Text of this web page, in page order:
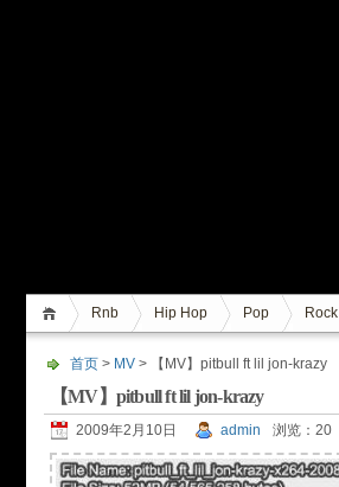
Rnb Hip Hop Pop Rock
首页 > MV > 【MV】pitbull ft lil jon-krazy
【MV】pitbull ft lil jon-krazy
2009年2月10日 admin 浏览：20